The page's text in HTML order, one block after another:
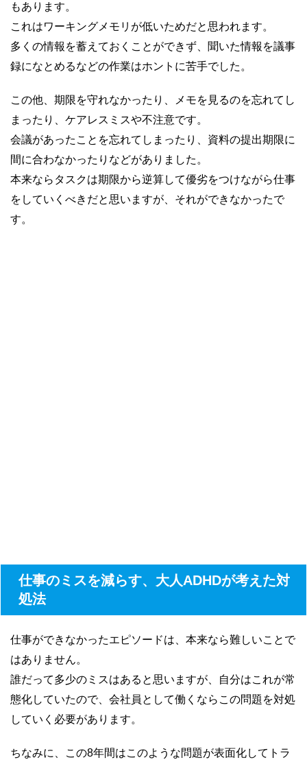
もあります。
これはワーキングメモリが低いためだと思われます。
多くの情報を蓄えておくことができず、聞いた情報を議事
録になとめるなどの作業はホントに苦手でした。
この他、期限を守れなかったり、メモを見るのを忘れてし
まったり、ケアレスミスや不注意です。
会議があったことを忘れてしまったり、資料の提出期限に
間に合わなかったりなどがありました。
本来ならタスクは期限から逆算して優劣をつけながら仕事
をしていくべきだと思いますが、それができなかったで
す。
仕事のミスを減らす、大人ADHDが考えた対
処法
仕事ができなかったエピソードは、本来なら難しいことで
はありません。
誰だって多少のミスはあると思いますが、自分はこれが常
態化していたので、会社員として働くならこの問題を対処
していく必要があります。
ちなみに、この8年間はこのような問題が表面化してトラ